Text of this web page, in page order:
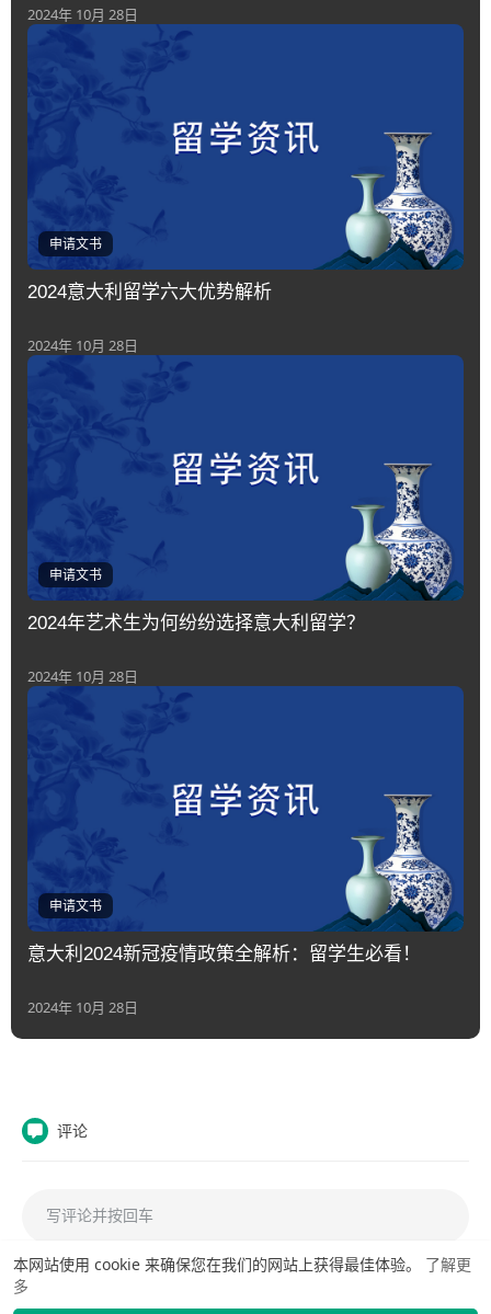
本网站使用 cookie 来确保您在我们的网站上获得最佳体验。 了解更
多
2024年 10月 28日
申请文书
2024意大利留学六大优势解析
2024年 10月 28日
申请文书
2024年艺术生为何纷纷选择意大利留学？
2024年 10月 28日
申请文书
意大利2024新冠疫情政策全解析：留学生必看！
2024年 10月 28日
评论